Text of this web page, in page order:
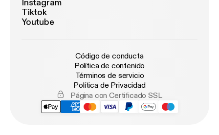
Instagram
Tiktok
Youtube
Código de conducta
Política de contenido
Términos de servicio
Política de Privacidad
Página con Certificado SSL